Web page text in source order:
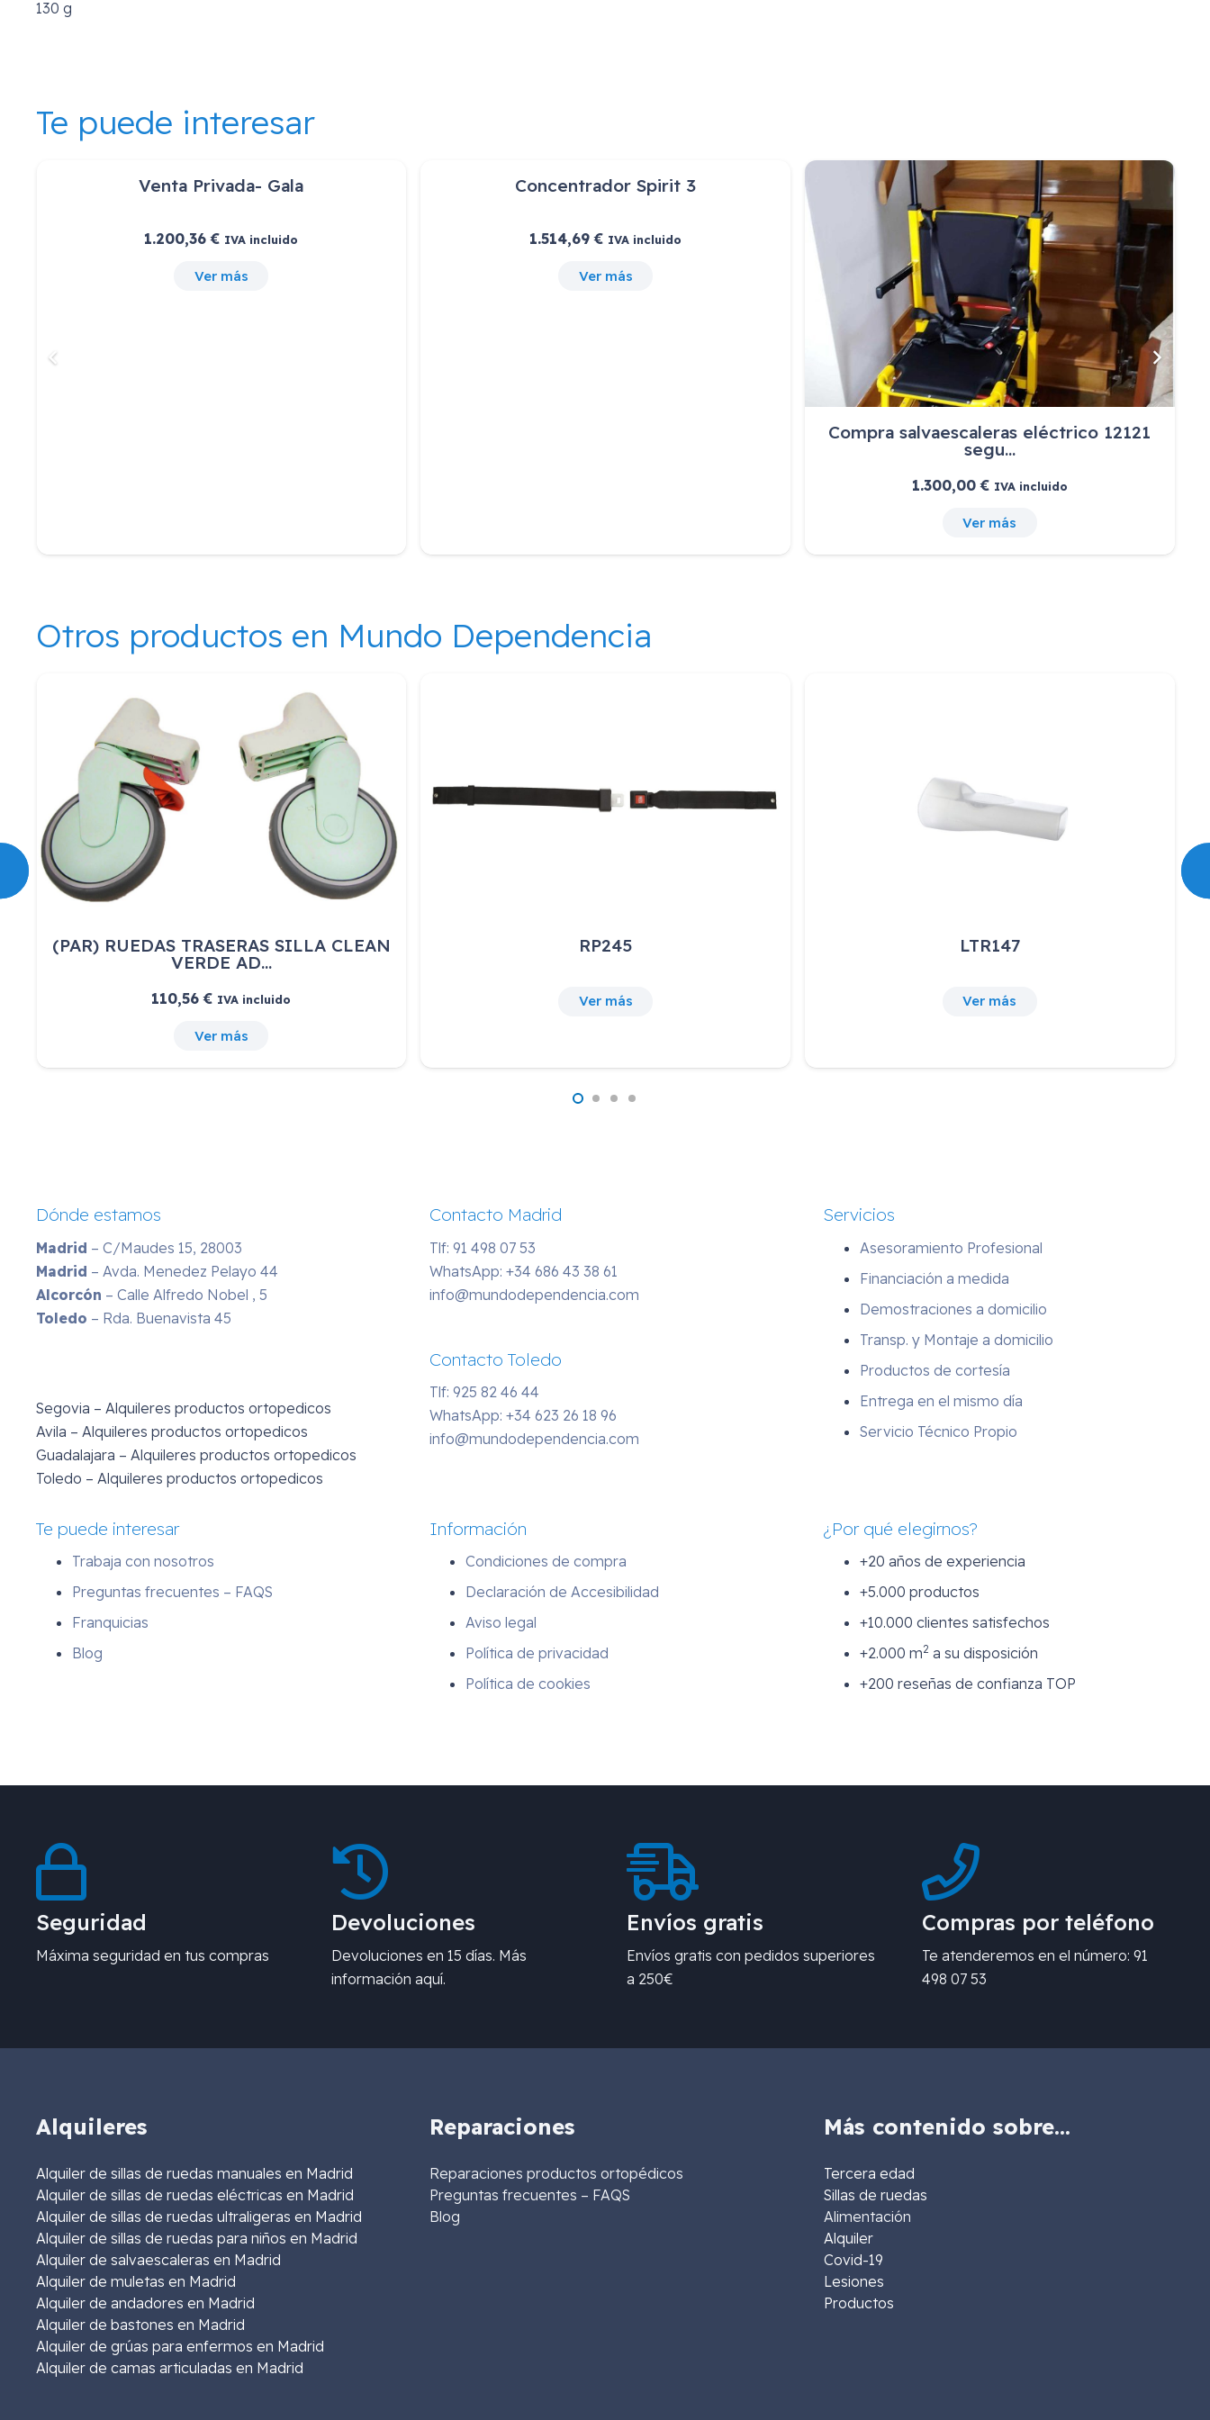
130 g
Te puede interesar
Extra Arrendamiento Cloud 331867
22,00€ IVA incluido
Ver más
Venta Privada- Gala
1.200,36€ IVA incluido
Ver más
Concentrador Spirit 3
1.514,69 IVA incluido
Ver más
Otros productos en Mundo Dependencia
RP245
Ver más
LTR147
Ver más
RP145NL
20,24€ IVA incluido
Dónde estamos
Madrid – C/Maudes 15, 28003
Madrid – Avda. Menedez Pelayo 44
Alcorcón – Calle Alfredo Nobel , 5
Toledo – Rda. Buenavista 45
Segovia – Alquileres productos ortopedicos
Avila – Alquileres productos ortopedicos
Guadalajara – Alquileres productos ortopedicos
Toledo – Alquileres productos ortopedicos
Contacto Madrid
Tlf: 91 498 07 53
WhatsApp:+34 686 43 38 61
info@mundodependencia.com
Contacto Toledo
Tlf: 925 82 46 44
WhatsApp:+34 623 26 18 96
info@mundodependencia.com
Servicios
Asesoramiento Profesional
Financiación a medida
Demostraciones a domicilio
Transp. y Montaje a domicilio
Productos de cortesía
Entrega en el mismo día
Servicio Técnico Propio
Te puede interesar
Trabaja con nosotros
Preguntas frecuentes – FAQS
Franquicias
Blog
Información
Condiciones de compra
Declaración de Accesibilidad
Aviso legal
Política de privacidad
Política de cookies
¿Por qué elegirnos?
+20 años de experiencia
+5.000 productos
+10.000 clientes satisfechos
+2.000 m2 a su disposición
+200 reseñas de confianza TOP
Seguridad
Máxima seguridad en tus compras
Devoluciones
Devoluciones en 15 días. Más
información aquí.
Envíos gratis
Envíos gratis con pedidos superiores
a 250€
Compras por teléfono
Te atenderemos en el número: 91
498 07 53
Alquileres
Alquiler de sillas de ruedas manuales en Madrid
Alquiler de sillas de ruedas eléctricas en Madrid
Alquiler de sillas de ruedas ultraligeras en Madrid
Alquiler de sillas de ruedas para niños en Madrid
Alquiler de salvaescaleras en Madrid
Alquiler de muletas en Madrid
Alquiler de andadores en Madrid
Alquiler de bastones en Madrid
Alquiler de grúas para enfermos en Madrid
Alquiler de camas articuladas en Madrid
Reparaciones
Reparaciones productos ortopédicos
Preguntas frecuentes – FAQS
Blog
Más contenido sobre…
Tercera edad
Sillas de ruedas
Alimentación
Alquiler
Covid-19
Lesiones
Productos